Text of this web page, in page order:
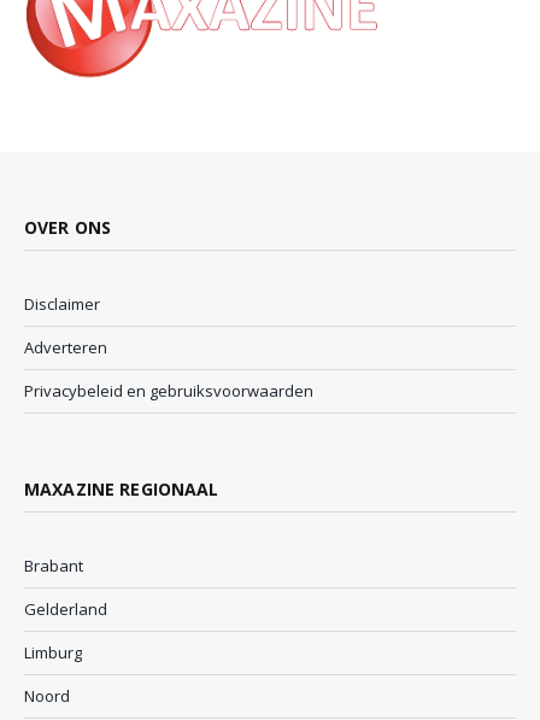
OVER ONS
Disclaimer
Adverteren
Privacybeleid en gebruiksvoorwaarden
MAXAZINE REGIONAAL
Brabant
Gelderland
Limburg
Noord